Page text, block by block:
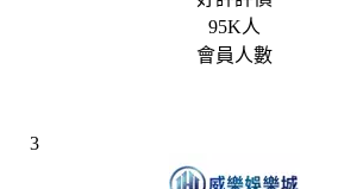
95K人
會員人數
3